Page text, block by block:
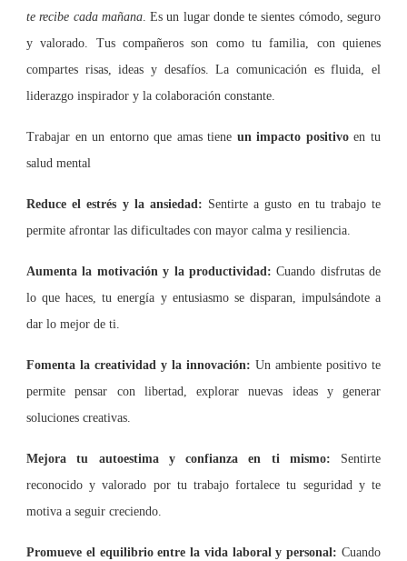
te recibe cada mañana. Es un lugar donde te sientes cómodo, seguro
y valorado. Tus compañeros son como tu familia, con quienes
compartes risas, ideas y desafíos. La comunicación es fluida, el
liderazgo inspirador y la colaboración constante.
Trabajar en un entorno que amas tiene un impacto positivoen tu
salud mental
Reduce el estrés y la ansiedad: Sentirte a gusto en tu trabajo te
permite afrontar las dificultades con mayor calma y resiliencia.
Aumenta la motivación y la productividad: Cuando disfrutas de
lo que haces, tu energía y entusiasmo se disparan, impulsándote a
dar lo mejor de ti.
Fomenta la creatividad y la innovación: Un ambiente positivo te
permite pensar con libertad, explorar nuevas ideas y generar
soluciones creativas.
Mejora tu autoestima y confianza en ti mismo: Sentirte
reconocido y valorado por tu trabajo fortalece tu seguridad y te
motiva a seguir creciendo.
Promueve el equilibrio entre la vida laboral y personal: Cuando